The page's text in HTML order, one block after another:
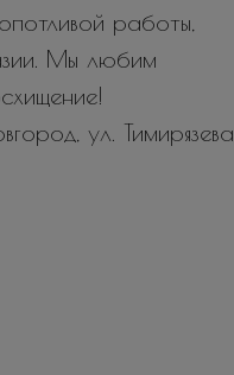
работы,
Мы любим
ул. Тимирязева,